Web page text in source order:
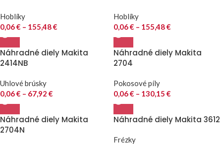
Hoblíky
0,06€ – 155,48€
Hoblíky
0,06€ – 155,48€
Náhradné diely Makita
2414NB
Uhlové brúsky
0,06€ – 67,92 €
Náhradné diely Makita
2704
Pokosové píly
0,06€ – 130,15 €
Náhradné diely Makita
2704N
Náhradné diely Makita 3612
Frézky